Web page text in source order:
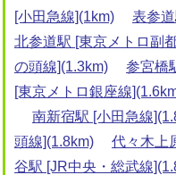
[小田急線](1km)
表参
北参道駅 [東京メトロ副
の頭線](1.3km)
参宮橋
[東京メトロ銀座線
南新宿駅 [小田急線
頭線](1.8km)
代々木上
谷駅 [JR中央・総武線